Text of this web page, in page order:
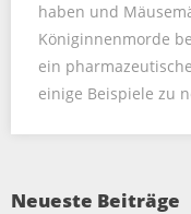
haben und
Königinnenmorde
ein
einige Beispiele zu
Neueste Beiträge